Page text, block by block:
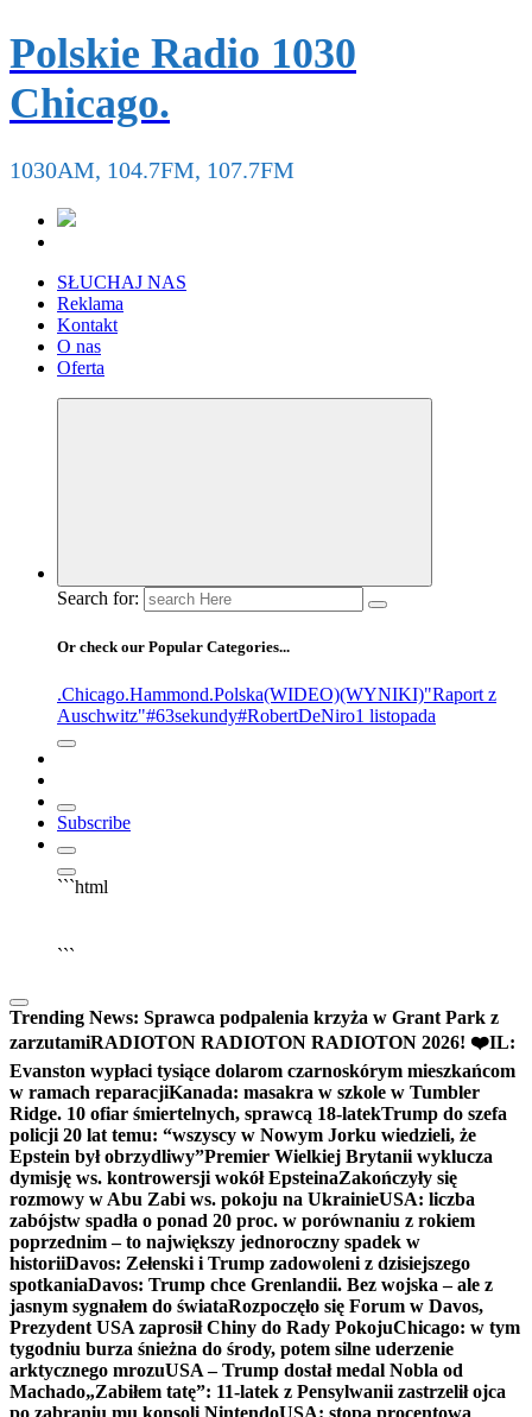
Polskie Radio 1030
Chicago.
1030AM, 104.7FM, 107.7FM
SŁUCHAJ NAS
Reklama
Kontakt
O nas
Oferta
Search for:
Or check our Popular Categories...
.Chicago.Hammond.Polska(WIDEO)(WYNIKI)"Raport z
Auschwitz"#63sekundy#RobertDeNiro1 listopada
Subscribe
```html
```
Trending News: Sprawca podpalenia krzyża w Grant Park z
zarzutamiRADIOTON RADIOTON RADIOTON 2026! ❤️IL:
Evanston wypłaci tysiące dolarom czarnoskórym mieszkańcom
w ramach reparacjiKanada: masakra w szkole w Tumbler
Ridge. 10 ofiar śmiertelnych, sprawcą 18-latekTrump do szefa
policji 20 lat temu: “wszyscy w Nowym Jorku wiedzieli, że
Epstein był obrzydliwy”Premier Wielkiej Brytanii wyklucza
dymisję ws. kontrowersji wokół EpsteinaZakończyły się
rozmowy w Abu Zabi ws. pokoju na UkrainieUSA: liczba
zabójstw spadła o ponad 20 proc. w porównaniu z rokiem
poprzednim – to największy jednoroczny spadek w
historiiDavos: Zełenski i Trump zadowoleni z dzisiejszego
spotkaniaDavos: Trump chce Grenlandii. Bez wojska – ale z
jasnym sygnałem do świataRozpoczęło się Forum w Davos,
Prezydent USA zaprosił Chiny do Rady PokojuChicago: w tym
tygodniu burza śnieżna do środy, potem silne uderzenie
arktycznego mrozuUSA – Trump dostał medal Nobla od
Machado„Zabiłem tatę”: 11-latek z Pensylwanii zastrzelił ojca
po zabraniu mu konsoli NintendoUSA: stopa procentowa